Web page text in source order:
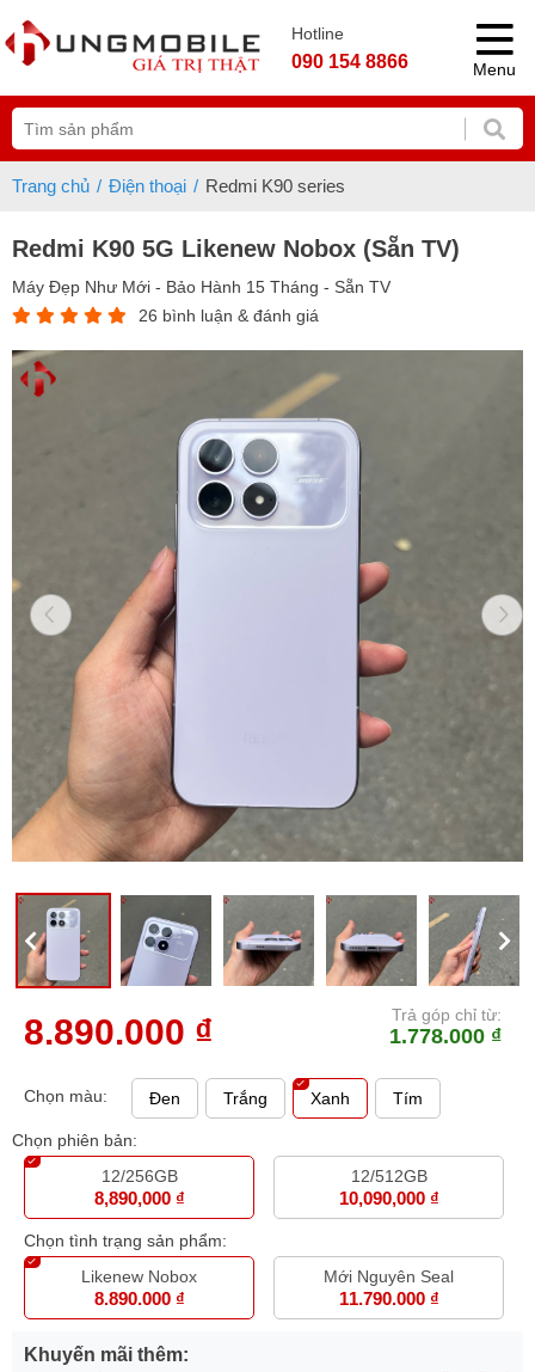
Hotline
090 154 8866 Menu
Trang chủ Điện thoại Redmi K90 series
Redmi K90 5G Likenew Nobox (Sẵn TV)
Máy Đẹp Như Mới - Bảo Hành 15 Tháng - Sẵn TV
26 bình luận & đánh giá
8.890.000 ₫ Trả góp chỉ từ:
1.778.000 ₫
Chọn màu: Đen Trắng Xanh Tím
Chọn phiên bản:
12/256GB
8,890,000 ₫
12/512GB
10,090,000 ₫
Chọn tình trạng sản phẩm:
Likenew Nobox
8.890.000 ₫
Mới Nguyên Seal
11.790.000 ₫
Khuyến mãi thêm: